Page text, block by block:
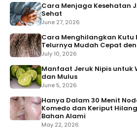
Cara Menjaga Kesehatan
Sehat
June 27, 2026
Cara Menghilangkan Kutu
Telurnya Mudah Cepat
July 10, 2026
Manfaat Jeruk Nipis untuk
dan Mulus
June 5, 2026
Hanya Dalam 30 Menit
Komedo dan Keriput
Bahan Alami
May 22, 2026